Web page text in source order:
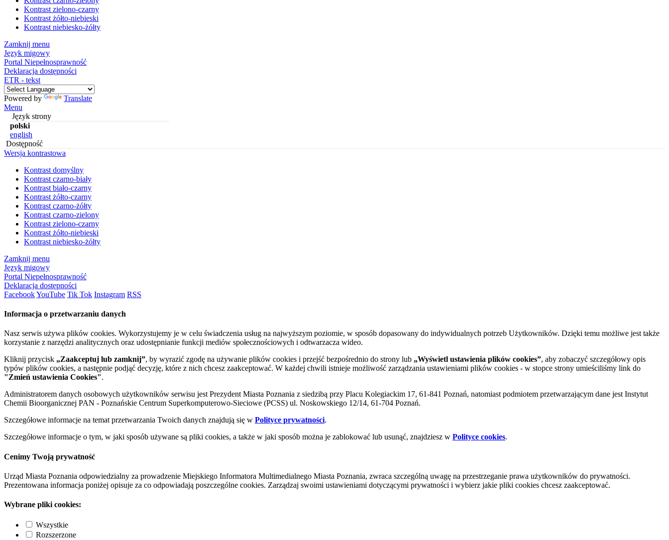
Kontrast zielono-czarny
Kontrast żółto-niebieski
Kontrast niebiesko-żółty
Zamknij menu
Język migowy
Portal Niepełnosprawność
Deklaracja dostępności
ETR - tekst
Powered by
Translate
Menu
Język strony
polski
english
Dostępność
Wersja kontrastowa
Kontrast domyślny
Kontrast czarno-biały
Kontrast biało-czarny
Kontrast żółto-czarny
Kontrast czarno-żółty
Kontrast czarno-zielony
Kontrast zielono-czarny
Kontrast żółto-niebieski
Kontrast niebiesko-żółty
Zamknij menu
Język migowy
Portal Niepełnosprawność
Deklaracja dostępności
FacebookYouTube Tik Tok Instagram RSS
Informacja o przetwarzaniu danych
Nasz serwis używa plików cookies. Wykorzystujemy je w celu świadczenia usług na najwyższym poziomie, w sposób dopasowany do indywidualnych potrzeb Użytkowników. Dzięki temu możliwe jest także
korzystanie z narzędzi analitycznych oraz udostępnianie funkcji mediów społecznościowych i odtwarzacza wideo.
Kliknij przycisk „Zaakceptuj lub zamknij”, by wyrazić zgodę na używanie plików cookies i przejść bezpośrednio do strony lub „Wyświetl ustawienia plików cookies”, aby zobaczyć szczegółowy opis
typów plików cookies, a następnie podjąć decyzję, które z nich chcesz zaakceptować. W każdej chwili istnieje możliwość zarządzania ustawieniami plików cookies - w stopce strony umieściliśmy link do
"Zmień ustawienia Cookies".
Administratorem danych osobowych użytkowników serwisu jest Prezydent Miasta Poznania z siedzibą przy Placu Kolegiackim 17, 61-841 Poznań, natomiast podmiotem przetwarzającym dane jest Instytut
Chemii Bioorganicznej PAN - Poznańskie Centrum Superkomputerowo-Sieciowe (PCSS) ul. Noskowskiego 12/14, 61-704 Poznań.
Szczegółowe informacje na temat przetwarzania Twoich danych znajdują się w Polityce prywatności.
Szczegółowe informacje o tym, w jaki sposób używane są pliki cookies, a także w jaki sposób można je zablokować lub usunąć, znajdziesz w Polityce cookies.
Cenimy Twoją prywatność
Urząd Miasta Poznania odpowiedzialny za prowadzenie Miejskiego Informatora Multimedialnego Miasta Poznania, zwraca szczególną uwagę na przestrzeganie prawa użytkowników do prywatności.
Prezentowana informacja poniżej opisuje za co odpowiadają poszczególne cookies. Zarządzaj swoimi ustawieniami dotyczącymi prywatności i wybierz jakie pliki cookies chcesz zaakceptować.
Wybrane pliki cookies:
Wszystkie
Rozszerzone